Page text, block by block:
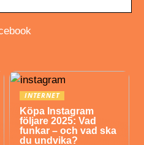
INTERNET
Köpa Instagram
följare 2025: Vad
funkar – och vad ska
du undvika?